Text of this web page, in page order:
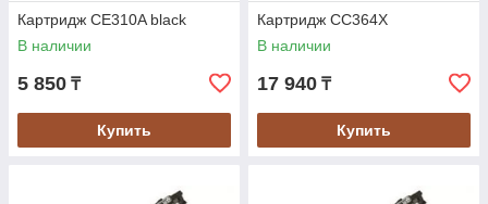
Картридж CE310A black
В наличии
5 850 ₸
Купить
Картридж CC364X
В наличии
17 940 ₸
Купить